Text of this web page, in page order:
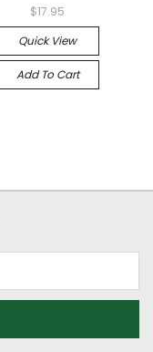
$17.95
Quick View
Add To Cart